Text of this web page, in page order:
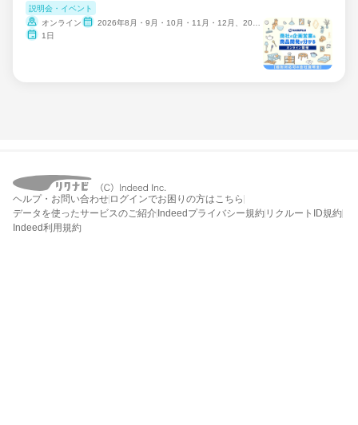
説明会・イベント
オンライン
2026年8月・9月・10月・11月・12月、2027年1月
1日
ヘルプ・お問い合わせ ログインでお困りの方はこちら
データを使ったサービスのご紹介 Indeedプライバシー規約 リクルートID規約
Indeed利用規約